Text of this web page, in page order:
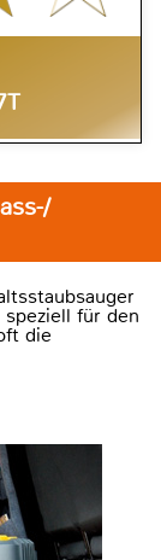
für den
die